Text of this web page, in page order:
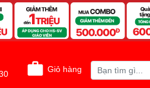
Giỏ hàng